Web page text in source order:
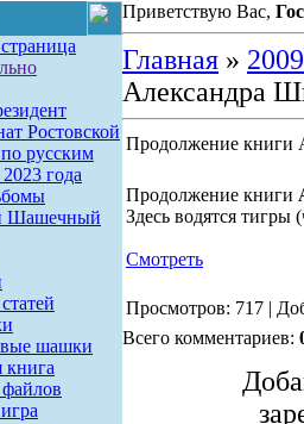
Ростовской
русским
года
Шашечный
шашки
книга
Приветствую Вас,
Главная» 2009
Александра
Продолжение книги
Продолжение книги
Здесь водятся тигры
Смотреть
Просмотров: 717 |
Всего комментариев: